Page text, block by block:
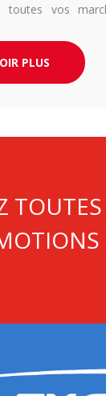
toutes vos
camion dédié.
garantit.
PLUS